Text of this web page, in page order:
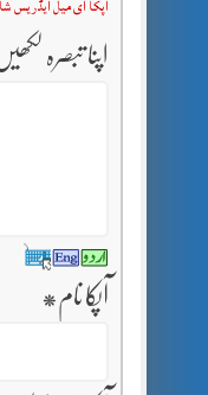
آپکا ای میل ایڈریس
اپنا تبصرہ
آپکا نام *